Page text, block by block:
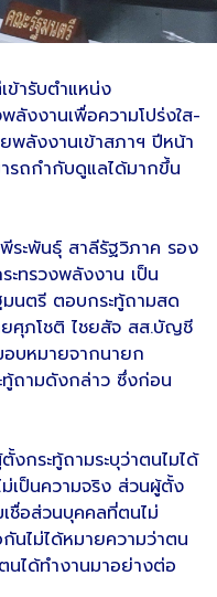
ข้ารับตำแหน่ง
ลังงานเพื่อความโปร่งใส-
พลังงานเข้าสภาฯ ปีหน้า
รถกำกับดูแลได้มากขึ้น
ระพันธุ์ สาลีรัฐวิภาค รอง
ะทรวงพลังงาน เป็น
นตรี ตอบกระทู้ถามสด
ยศุภโชติ ไชยสัจ สส.บัญชี
บหมายจากนายก
ถามดังกล่าว ซึ่งก่อน
กระทู้ถามระบุว่าตนไมได้
เป็นความจริง ส่วนผู้ตั้ง
เชื่อส่วนบุคคลที่ตนไม่
นไม่ได้หมายความว่าตน
ตนได้ทำงานมาอย่างต่อ